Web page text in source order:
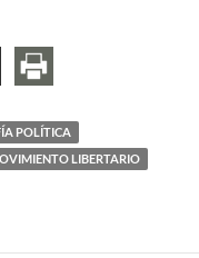
diálogo libertario de
POLÍTICA
LIBERTARIO